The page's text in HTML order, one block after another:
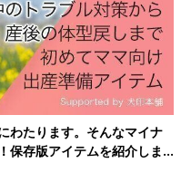
本ですが、赤ちゃんの服装
厚着をさせることはいい睡
て、赤ちゃんの服装の目
わたります。そんなマイナ
保存版アイテムを紹介しま